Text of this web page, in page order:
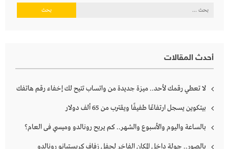
البحث
أحدث المقالات
لا تعطي رقمك لأحد.. ميزة جديدة من واتساب تتيح لك إخفاء رقم هاتفك
بيتكوين يسجل ارتفاعًا طفيفًا ويقترب من 65 ألف دولار
بالساعة واليوم والأسبوع والشهر.. كم يربح رونالدو وميسي فى العام؟
بالصور.. جولة داخل المكان الفاخر لحفل زفاف كريستيانو رونالدو